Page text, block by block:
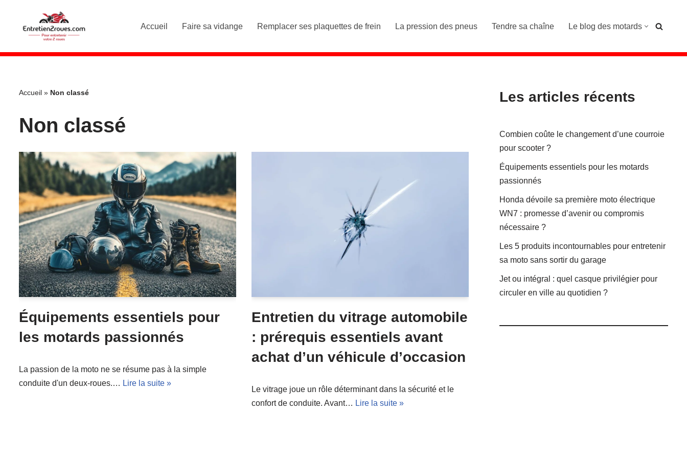
Aller
contenu
Accueil Faire sa vidange Remplacer ses plaquettes de frein La pression des pneus Tendre sa chaîne Le blog des motards
Accueil » Non classé
Non classé
Équipements essentiels pour
les motards passionnés
La passion de la moto ne se résume pas à la simple
conduite d'un deux-roues.… Lire la suite »
Entretien du vitrage automobile
: prérequis essentiels avant
achat d’un véhicule d’occasion
Le vitrage joue un rôle déterminant dans la sécurité et le
confort de conduite. Avant… Lire la suite »
Les articles récents
Combien coûte le changement d’une courroie
pour scooter ?
Équipements essentiels pour les motards
passionnés
Honda dévoile sa première moto électrique
WN7 : promesse d’avenir ou compromis
nécessaire ?
Les 5 produits incontournables pour entretenir
sa moto sans sortir du garage
Jet ou intégral : quel casque privilégier pour
circuler en ville au quotidien ?